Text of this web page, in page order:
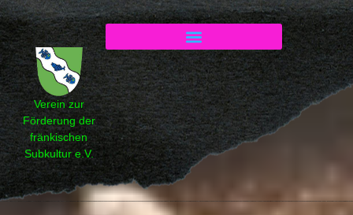
Verein zur
Förderung der
fränkischen
Subkultur e.V.